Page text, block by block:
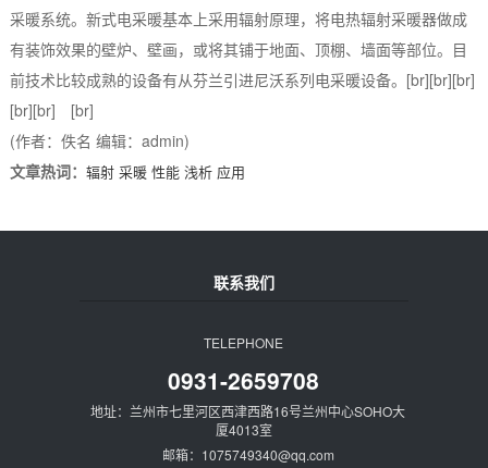
采暖系统。新式电采暖基本上采用辐射原理，将电热辐射采暖器做成
有装饰效果的壁炉、壁画，或将其铺于地面、顶棚、墙面等部位。目
前技术比较成熟的设备有从芬兰引进尼沃系列电采暖设备。[br][br][br]
[br][br] [br]
(作者：佚名 编辑：admin)
文章热词： 辐射 采暖 性能 浅析 应用
联系我们
TELEPHONE
0931-2659708
地址：兰州市七里河区西津西路16号兰州中心SOHO大
厦4013室
邮箱：1075749340@qq.com